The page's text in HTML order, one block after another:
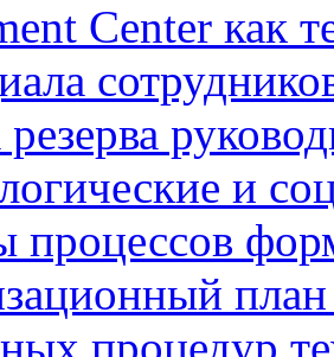
Center как
и
процессов